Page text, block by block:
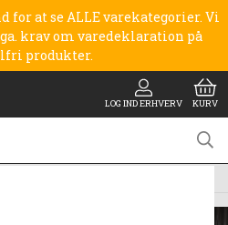
for at se ALLE varekategorier. Vi
krav om varedeklaration på
produkter.
LOG IND ERHVERV KURV